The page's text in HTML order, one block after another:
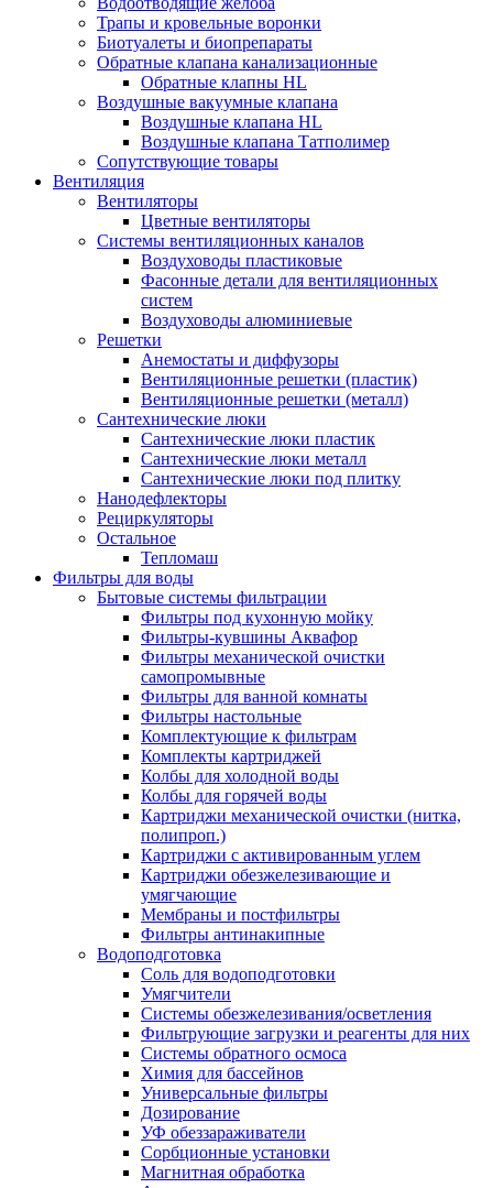
Трапы и кровельные воронки
Биотуалеты и биопрепараты
Обратные клапана канализационные
Обратные клапны HL
Воздушные вакуумные клапана
Воздушные клапана HL
Воздушные клапана Татполимер
Сопутствующие товары
Вентиляция
Вентиляторы
Цветные вентиляторы
Системы вентиляционных каналов
Воздуховоды пластиковые
Фасонные детали для вентиляционных
систем
Воздуховоды алюминиевые
Решетки
Анемостаты и диффузоры
Вентиляционные решетки (пластик)
Вентиляционные решетки (металл)
Сантехнические люки
Сантехнические люки пластик
Сантехнические люки металл
Сантехнические люки под плитку
Нанодефлекторы
Рециркуляторы
Остальное
Тепломаш
Фильтры для воды
Бытовые системы фильтрации
Фильтры под кухонную мойку
Фильтры-кувшины Аквафор
Фильтры механической очистки
самопромывные
Фильтры для ванной комнаты
Фильтры настольные
Комплектующие к фильтрам
Комплекты картриджей
Колбы для холодной воды
Колбы для горячей воды
Картриджи механической очистки (нитка,
полипроп.)
Картриджи с активированным углем
Картриджи обезжелезивающие и
умягчающие
Мембраны и постфильтры
Фильтры антинакипные
Водоподготовка
Соль для водоподготовки
Умягчители
Системы обезжелезивания/осветления
Фильтрующие загрузки и реагенты для них
Системы обратного осмоса
Химия для бассейнов
Универсальные фильтры
Дозирование
УФ обеззараживатели
Сорбционные установки
Магнитная обработка